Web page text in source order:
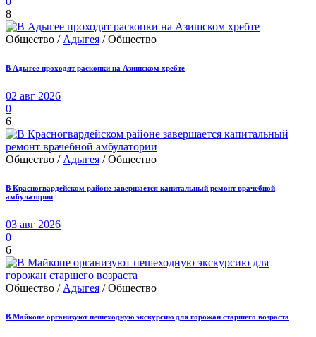
8
Общество / Адыгея / Общество
В Адыгее проходят раскопки на Азишском хребте
02 авг 2026
0
6
Общество / Адыгея / Общество
В Красногвардейском районе завершается капитальный ремонт врачебной
амбулатории
03 авг 2026
0
6
Общество / Адыгея / Общество
В Майкопе организуют пешеходную экскурсию для горожан старшего возраста